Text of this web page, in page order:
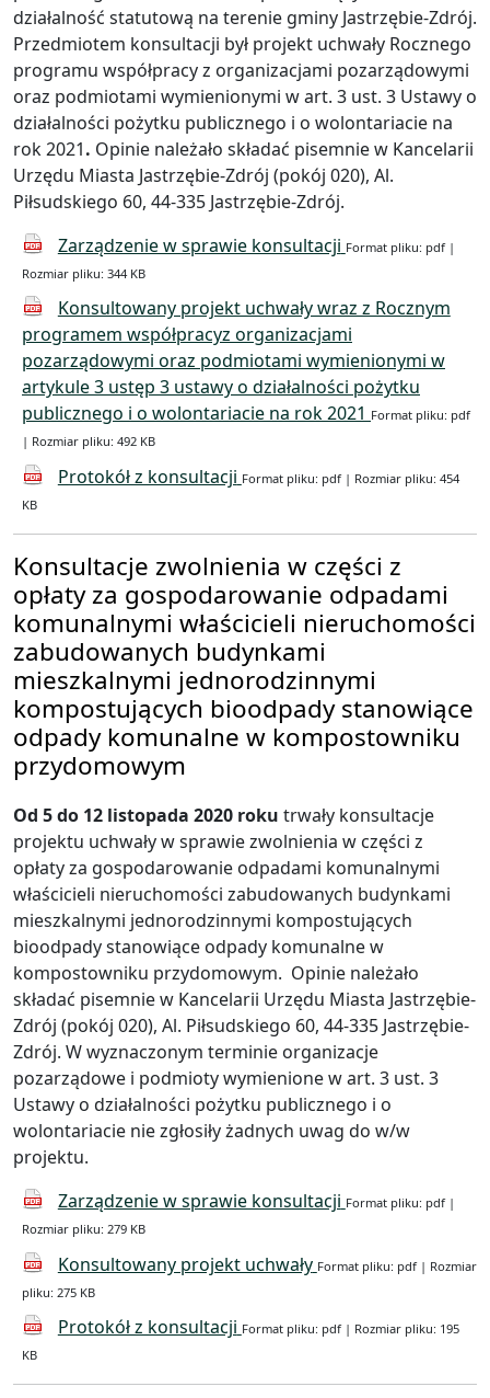
działalność statutową na terenie gminy Jastrzębie-Zdrój.
Przedmiotem konsultacji był projekt uchwały Rocznego
programu współpracy z organizacjami pozarządowymi
oraz podmiotami wymienionymi w art. 3 ust. 3 Ustawy o
działalności pożytku publicznego i o wolontariacie na
rok 2021. Opinie należało składać pisemnie w Kancelarii
Urzędu Miasta Jastrzębie-Zdrój (pokój 020), Al.
Piłsudskiego 60, 44-335 Jastrzębie-Zdrój.
Zarządzenie w sprawie konsultacji Format pliku: pdf |
Rozmiar pliku: 344 KB
Konsultowany projekt uchwały wraz z Rocznym
programem współpracyz organizacjami
pozarządowymi oraz podmiotami wymienionymi w
artykule 3 ustęp 3 ustawy o działalności pożytku
publicznego i o wolontariacie na rok 2021 Format pliku: pdf
| Rozmiar pliku: 492 KB
Protokół z konsultacji Format pliku: pdf | Rozmiar pliku: 454
KB
Konsultacje zwolnienia w części z
opłaty za gospodarowanie odpadami
komunalnymi właścicieli nieruchomości
zabudowanych budynkami
mieszkalnymi jednorodzinnymi
kompostujących bioodpady stanowiące
odpady komunalne w kompostowniku
przydomowym
Od 5 do 12 listopada 2020 roku trwały konsultacje
projektu uchwały w sprawie zwolnienia w części z
opłaty za gospodarowanie odpadami komunalnymi
właścicieli nieruchomości zabudowanych budynkami
mieszkalnymi jednorodzinnymi kompostujących
bioodpady stanowiące odpady komunalne w
kompostowniku przydomowym. Opinie należało
składać pisemnie w Kancelarii Urzędu Miasta Jastrzębie-
Zdrój (pokój 020), Al. Piłsudskiego 60, 44-335 Jastrzębie-
Zdrój. W wyznaczonym terminie organizacje
pozarządowe i podmioty wymienione w art. 3 ust. 3
Ustawy o działalności pożytku publicznego i o
wolontariacie nie zgłosiły żadnych uwag do w/w
projektu.
Zarządzenie w sprawie konsultacji Format pliku: pdf |
Rozmiar pliku: 279 KB
Konsultowany projekt uchwały Format pliku: pdf | Rozmiar
pliku: 275 KB
Protokół z konsultacji Format pliku: pdf | Rozmiar pliku: 195
KB